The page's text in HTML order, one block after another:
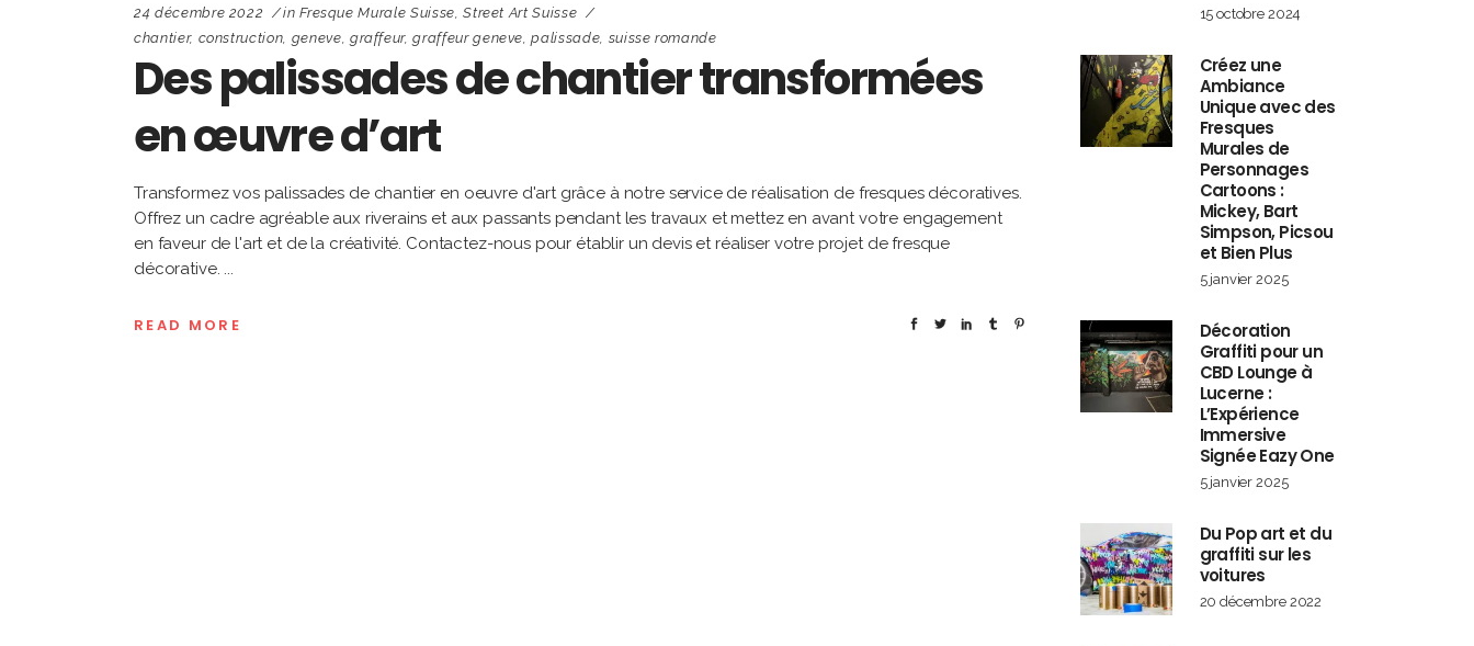
24 décembre 2022 in Fresque Murale Suisse ,Street Art Suisse
chantier, construction geneve graffeur,graffeur geneve ,palissade suisse romande
Des palissades de chantier transformées
en œuvre d’art
Transformez vos palissades de chantier en oeuvre d'art grâce à notre service de réalisation de fresques décoratives.
Offrez un cadre agréable aux riverains et aux passants pendant les travaux et mettez en avant votre engagement
en faveur de l'art et de la créativité. Contactez-nous pour établir un devis et réaliser votre projet de fresque
décorative.
READ MORE
15 octobre 2024
Créez une
Ambiance
Unique avec des
Fresques
Murales de
Personnages
Cartoons :
Mickey, Bart
Simpson, Picsou
et Bien Plus
5 janvier 2025
Décoration
Graffiti pour un
CBD Lounge à
Lucerne :
L’Expérience
Immersive
Signée Eazy One
5 janvier 2025
Du Pop art et du
graffiti sur les
voitures
20 décembre 2022